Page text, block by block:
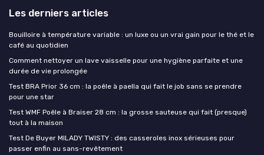
Les derniers articles
Bouilloire à température variable : un luxe ou un vrai gain pour le thé et le
café au quotidien
Comment nettoyer un lave vaisselle pour une hygiène parfaite et une
durée de vie prolongée
Test BRA Prior 36 cm : la poêle à paella qui fait le job sans se prendre
pour une star
Test WMF Poêle à Braiser 28 cm : la grosse sauteuse qui fait (presque)
tout à la maison
Test De Buyer MILADY TWISTY : des casseroles inox sérieuses pour
passer enfin au sans-revêtement